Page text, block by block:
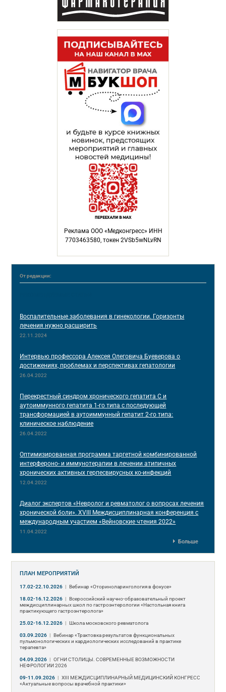
Реклама ООО «Медконгресс» ИНН
7703463580, токен 2VSb5wNLvRN
От редакции:
Воспалительные заболевания в гинекологии. Горизонты
лечения нужно расширить
22.11.2024
Интервью профессора Алексея Олеговича Буеверова о
достижениях, проблемах и перспективах гепатологии
26.04.2022
Перекрестный синдром хронического гепатита С и
аутоиммунного гепатита 1-го типа с последующей
трансформацией в аутоиммунный гепатит 2-го типа:
клиническое наблюдение
26.04.2022
Оптимизированная программа таргетной комбинированной
интерфероно- и иммунотерапии в лечении атипичных
хронических активных герпесвирусных ко-инфекций
12.04.2022
Диалог экспертов «Невролог и ревматолог о вопросах лечения
хронической боли». XVIII Междисциплинарная конференция c
международным участием «Вейновские чтения 2022»
11.04.2022
Больше
ПЛАН МЕРОПРИЯТИЙ
17.02-22.10.2026 | Вебинар «Оториноларингология в фокусе»
18.02-16.12.2026 | Всероссийский научно-образовательный проект
междисциплинарных школ по гастроэнтерологии «Настольная книга
практикующего гастроэнтеролога»
25.02-16.12.2026 | Школа московского ревматолога
03.09.2026 | Вебинар «Трактовка результатов функциональных
пульмонологических и кардиологических исследований в практике
терапевта»
04.09.2026 | ОГНИ СТОЛИЦЫ. СОВРЕМЕННЫЕ ВОЗМОЖНОСТИ
НЕФРОЛОГИИ 2026
09-11.09.2026 | ХIII МЕЖДИСЦИПЛИНАРНЫЙ МЕДИЦИНСКИЙ КОНГРЕСС
«Актуальные вопросы врачебной практики»